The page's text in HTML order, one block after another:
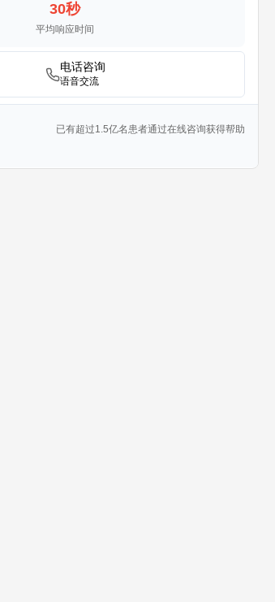
30秒
平均响应时间
电话咨询
语音交流
已有超过1.5亿名患者通过在线咨询获得帮助